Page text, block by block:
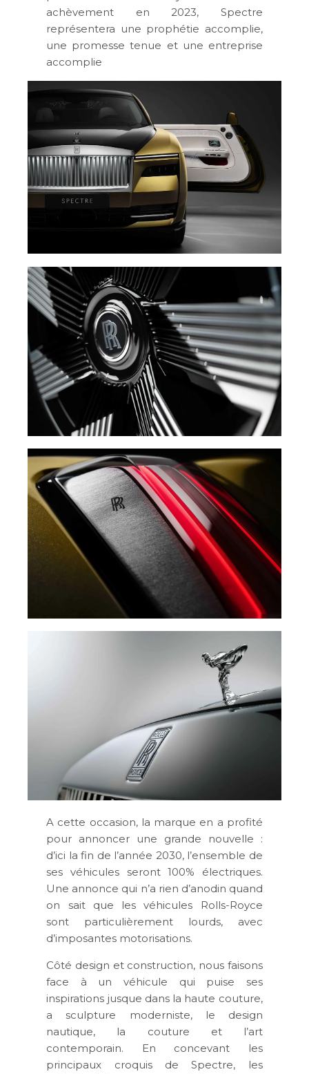
achèvement en 2023, Spectre
représentera une prophétie accomplie,
une promesse tenue et une entreprise
accomplie
A cette occasion, la marque en a profité
pour annoncer une grande nouvelle :
d’ici la fin de l’année 2030, l’ensemble de
ses véhicules seront 100% électriques.
Une annonce qui n’a rien d’anodin quand
on sait que les véhicules Rolls-Royce
sont particulièrement lourds, avec
d’imposantes motorisations.
Côté design et construction, nous faisons
face à un véhicule qui puise ses
inspirations jusque dans la haute couture,
a sculpture moderniste, le design
nautique, la couture et l’art
contemporain. En concevant les
principaux croquis de Spectre, les